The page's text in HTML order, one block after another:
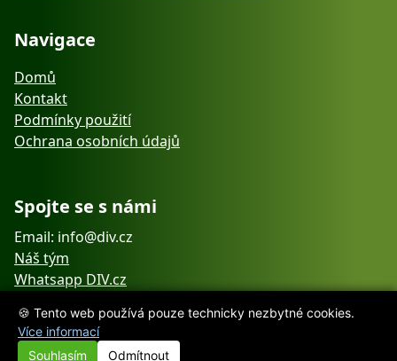
Navigace
Domů
Kontakt
Podmínky použití
Ochrana osobních údajů
Spojte se s námi
Email: info@div.cz
Náš tým
Whatsapp DIV.cz
🍪 Tento web používá pouze technicky nezbytné cookies.
Více informací
Souhlasím
Odmítnout